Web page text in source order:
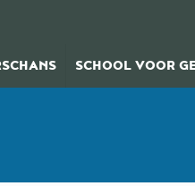
SCHOOL VOOR